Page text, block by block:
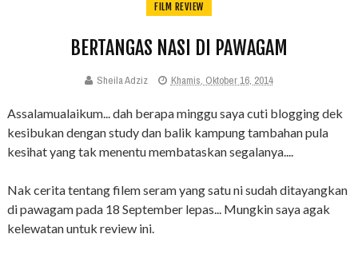
FILM REVIEW
BERTANGAS NASI DI PAWAGAM
Sheila Adziz Khamis, Oktober 16, 2014
Assalamualaikum... dah berapa minggu saya cuti blogging dek
kesibukan dengan study dan balik kampung tambahan pula
kesihat yang tak menentu membataskan segalanya....
Nak cerita tentang filem seram yang satu ni sudah ditayangkan
di pawagam pada 18 September lepas... Mungkin saya agak
kelewatan untuk review ini.